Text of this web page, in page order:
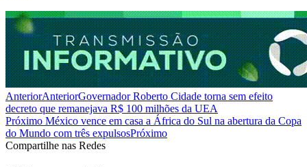
AnteriorAnteriorGovernador Roberto Cidade torna sem efeito
decreto que remanejava R$ 100 milhões da UEA
Próximo México vence em casa a África do Sul na abertura da Copa
do Mundo com três expulsosPróximo
Compartilhe nas Redes